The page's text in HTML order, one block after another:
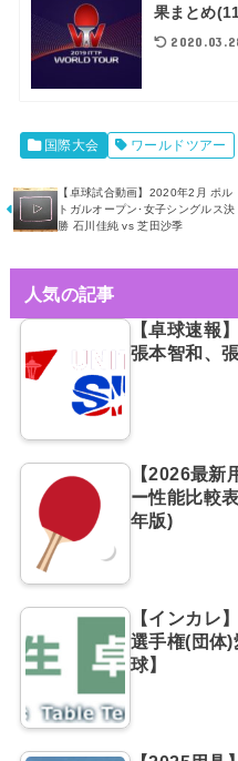
果まとめ
国際大会 ワールドツアー
【卓球試合動画】2020年2月 ポル
トガルオープン･女子シングルス決
勝 石川佳純 vs 芝田沙季
人気の記事
【卓球速報
張本智和、
【2026最新
ー性能比較
年版)
【インカレ
選手権(団体
球】